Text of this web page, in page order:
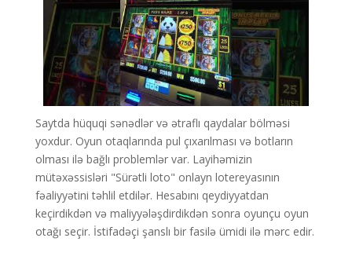
Saytda hüquqi sənədlər və ətraflı qaydalar bölməsi
yoxdur. Oyun otaqlarında pul çıxarılması və botların
olması ilə bağlı problemlər var. Layihəmizin
mütəxəssisləri "Sürətli loto" onlayn lotereyasının
fəaliyyətini təhlil etdilər. Hesabını qeydiyyatdan
keçirdikdən və maliyyələşdirdikdən sonra oyunçu oyun
otağı seçir. İstifadəçi şanslı bir fasilə ümidi ilə mərc edir.